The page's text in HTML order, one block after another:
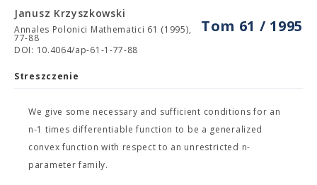
Tom 61 / 1995
Janusz Krzyszkowski
Annales Polonici Mathematici 61 (1995),
77-88
DOI: 10.4064/ap-61-1-77-88
Streszczenie
We give some necessary and sufficient conditions for an
n-1 times differentiable function to be a generalized
convex function with respect to an unrestricted n-
parameter family.